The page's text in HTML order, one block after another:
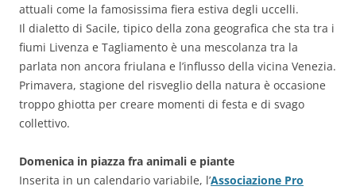
attuali come la famosissima fiera estiva degli uccelli.
Il dialetto di Sacile, tipico della zona geografica che sta tra i
fiumi Livenza e Tagliamento è una mescolanza tra la
parlata non ancora friulana e l’influsso della vicina Venezia.
Primavera, stagione del risveglio della natura è occasione
troppo ghiotta per creare momenti di festa e di svago
collettivo.
Domenica in piazza fra animali e piante
Inserita in un calendario variabile, l’Associazione Pro